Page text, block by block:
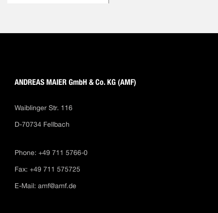
ANDREAS MAIER GmbH & Co. KG (AMF)
Waiblinger Str. 116
D-70734 Fellbach
Phone: +49 711 5766-0
Fax: +49 711 575725
E-Mail: amf@amf.de